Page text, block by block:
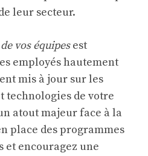
leur secteur.
vos équipesest
employés hautement
mis à jour sur les
technologies de votre
atout majeur face à la
place des programmes
encouragez une